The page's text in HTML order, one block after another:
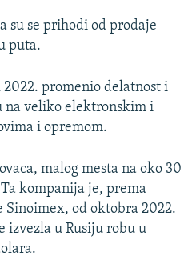
su se prihodi od prodaje
puta.
promenio delatnost i
na veliko elektronskim i
i opremom.
malog mesta na oko 30
kompanija je, prema
Sinoimex, od oktobra 2022.
izvezla u Rusiju robu u